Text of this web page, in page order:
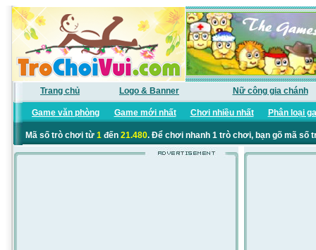
Trang chủ Logo & Banner Nữ công gia chánh
Game văn phòng Game mới nhất Chơi nhiều nhất Phân loại
Mã số trò chơi từ 1đến 21.480. Để chơi nhanh 1 trò chơi, bạn gõ mã số